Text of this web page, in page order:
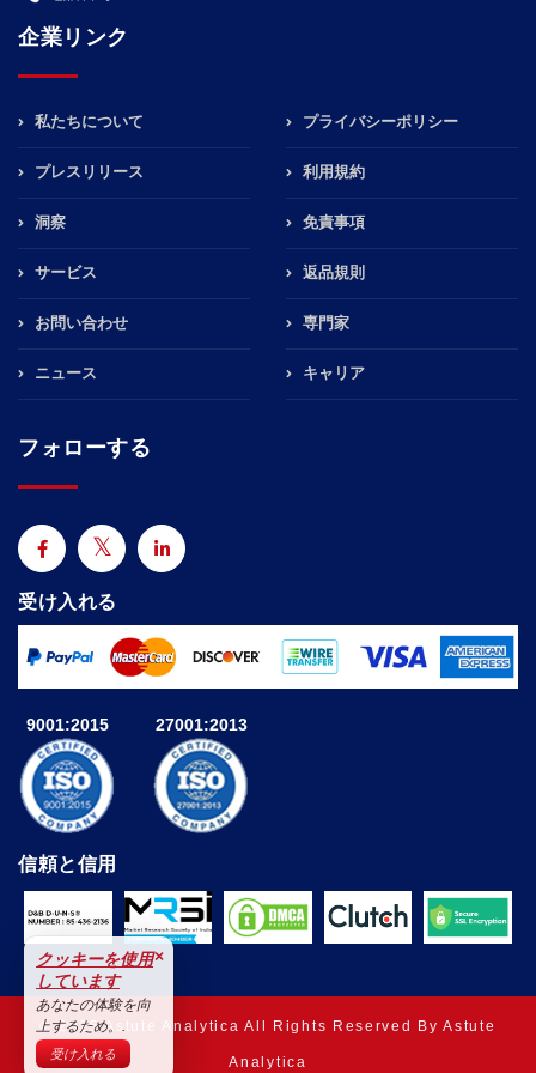
企業リンク
私たちについて
プレスリリース
洞察
サービス
お問い合わせ
ニュース
プライバシーポリシー
利用規約
免責事項
返品規則
専門家
キャリア
フォローする
受け入れる
9001:2015 27001:2013
信頼と信用
© 2025 Astute Analytica All Rights Reserved By Astute
Analytica
クッキーを使用
しています
×
あなたの体験を向
上するため。.
受け入れる